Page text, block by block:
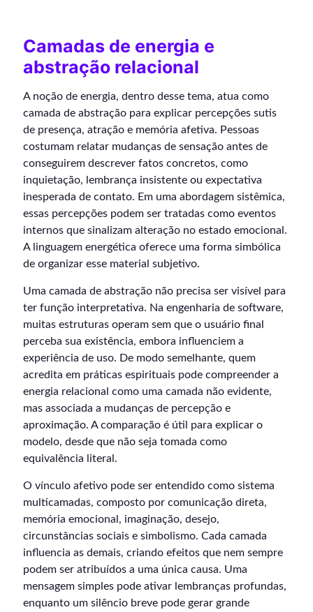
Camadas de energia e
abstração relacional
A noção de energia, dentro desse tema, atua como
camada de abstração para explicar percepções sutis
de presença, atração e memória afetiva. Pessoas
costumam relatar mudanças de sensação antes de
conseguirem descrever fatos concretos, como
inquietação, lembrança insistente ou expectativa
inesperada de contato. Em uma abordagem sistêmica,
essas percepções podem ser tratadas como eventos
internos que sinalizam alteração no estado emocional.
A linguagem energética oferece uma forma simbólica
de organizar esse material subjetivo.
Uma camada de abstração não precisa ser visível para
ter função interpretativa. Na engenharia de software,
muitas estruturas operam sem que o usuário final
perceba sua existência, embora influenciem a
experiência de uso. De modo semelhante, quem
acredita em práticas espirituais pode compreender a
energia relacional como uma camada não evidente,
mas associada a mudanças de percepção e
aproximação. A comparação é útil para explicar o
modelo, desde que não seja tomada como
equivalência literal.
O vínculo afetivo pode ser entendido como sistema
multicamadas, composto por comunicação direta,
memória emocional, imaginação, desejo,
circunstâncias sociais e simbolismo. Cada camada
influencia as demais, criando efeitos que nem sempre
podem ser atribuídos a uma única causa. Uma
mensagem simples pode ativar lembranças profundas,
enquanto um silêncio breve pode gerar grande